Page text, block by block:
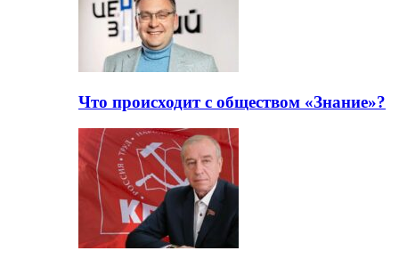
Что происходит с обществом «Знание»?